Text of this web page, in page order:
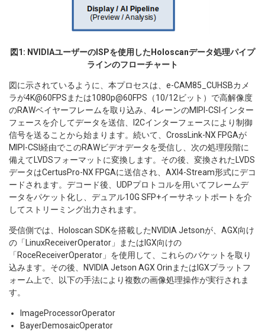
図1: NVIDIAユーザーのISPを使用したHoloscanデータ処理パイプ
ラインのフローチャート
図に示されているように、本プロセスは、e-CAM85_CUHSBカメ
ラが4K@60FPSまたは1080p@60FPS（10/12ビット）で高解像度
のRAWベイヤーフレームを取り込み、4レーンのMIPI-CSIインター
フェースを介してデータを送信、I2Cインターフェースにより制御
信号を送ることから始まります。続いて、CrossLink-NX FPGAが
MIPI-CSI経由でこのRAWビデオデータを受信し、次の処理段階に
備えてLVDSフォーマットに変換します。その後、変換されたLVDS
データはCertusPro-NX FPGAに送信され、AXI4-Stream形式にデコ
ードされます。デコード後、UDPプロトコルを用いてフレームデ
ータをパケット化し、デュアル10G SFP+イーサネットポートを介
してストリーミング出力されます。
受信側では、Holoscan SDKを搭載したNVIDIA Jetsonが、AGX向け
の「LinuxReceiverOperator」またはIGX向けの
「RoceReceiverOperator」を使用して、これらのパケットを取り
込みます。その後、NVIDIA Jetson AGX OrinまたはIGXプラットフ
ォーム上で、以下の手法により複数の画像処理操作が実行されま
す。
ImageProcessorOperator
BayerDemosaicOperator